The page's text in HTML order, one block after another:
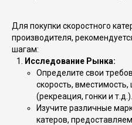
Для покупки скоростного
производителя,
шагам:
Исследование Рынка:
Определите свои
скорость,
(рекреация, гонки и т.д.).
Изучите различные
катеров,